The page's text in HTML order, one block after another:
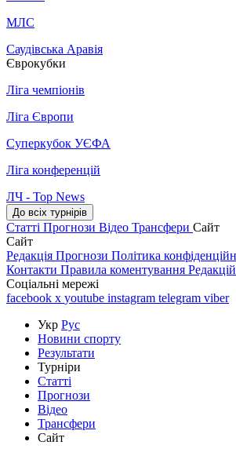
МЛС
Саудівська Аравія
Єврокубки
Ліга чемпіонів
Ліга Європи
Суперкубок УЄФА
Ліга конференцій
ЛЧ - Top News
До всіх турнірів
Статті Прогнози Відео Трансфери Сайт
Сайт
Редакція Прогнози Політика
Контакти Правила коментування
Соціальні мережі
facebook x youtube instagram telegram viber
Укр Рус
Новини спорту
Результати
Турніри
Статті
Прогнози
Відео
Трансфери
Сайт